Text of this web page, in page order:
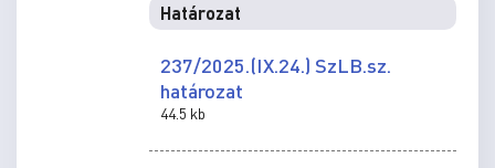
Határozat
237/2025.(IX.24.) SzLB.sz.
határozat
44.5 kb